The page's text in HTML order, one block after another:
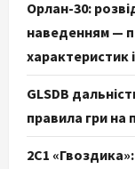
Орлан-30:
наведенням —
характеристик
GLSDB
правила гри на
2С1